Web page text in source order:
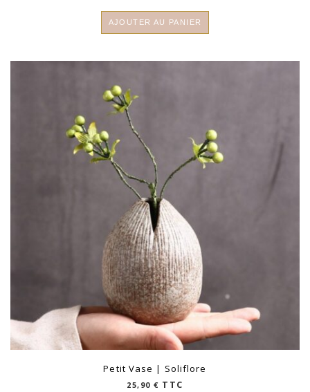
AJOUTER AU PANIER
Petit Vase | Soliflore
25,90€ TTC